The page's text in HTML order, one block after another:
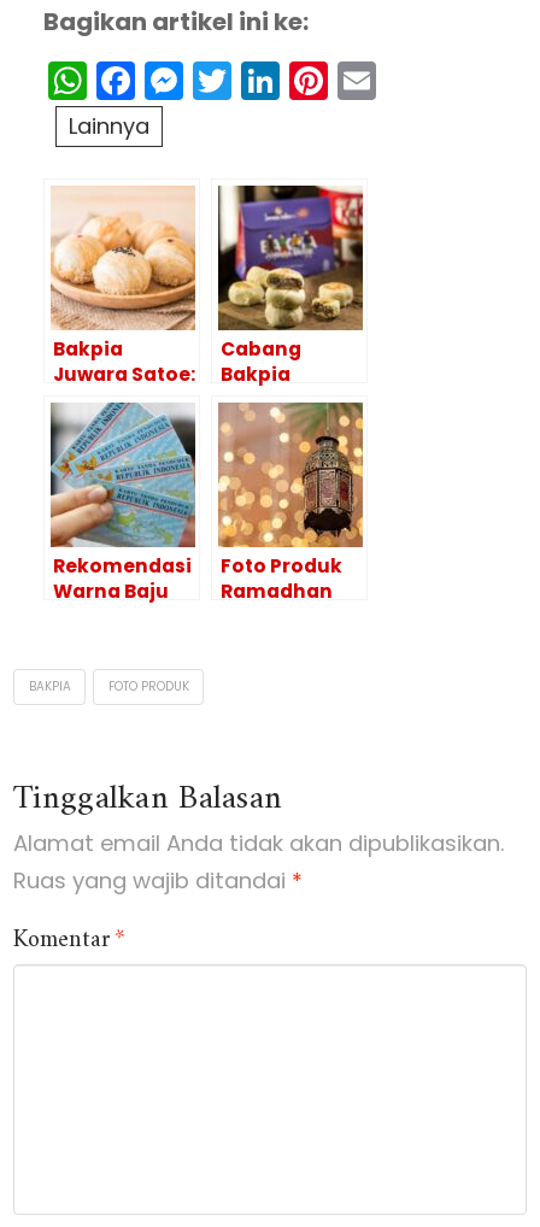
Bagikan artikel ini ke:
WhatsApp
Facebook
Messenger
Twitter
LinkedIn
Pinterest
Lainnya
Bakpia
Juwara Satoe:
Pilihan Oleh-
Oleh Jogja
Terbaik!
Cabang
Bakpia
Juwara Satoe
di Indonesia
Rekomendasi
Warna Baju
KTP
Foto Produk
Ramadhan
BAKPIA FOTO PRODUK
Tinggalkan Balasan
Alamat email Anda tidak akan dipublikasikan.
Ruas yang wajib ditandai *
Komentar*